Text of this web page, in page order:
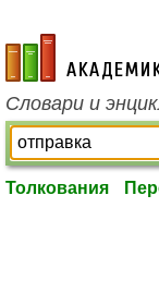
academic.ru
Словари и
Толкования